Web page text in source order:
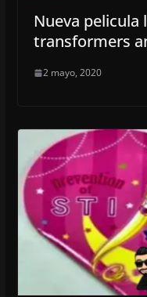
Nueva pelicula
transformers
2 mayo, 2020